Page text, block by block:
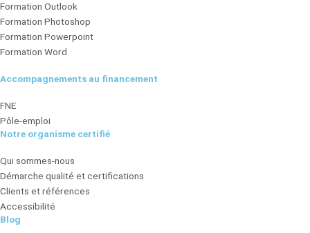
Formation Outlook
Formation Photoshop
Formation Powerpoint
Formation Word
Accompagnements au financement
FNE
Pôle-emploi
Notre organisme certifié
Qui sommes-nous
Démarche qualité et certifications
Clients et références
Accessibilité
Blog